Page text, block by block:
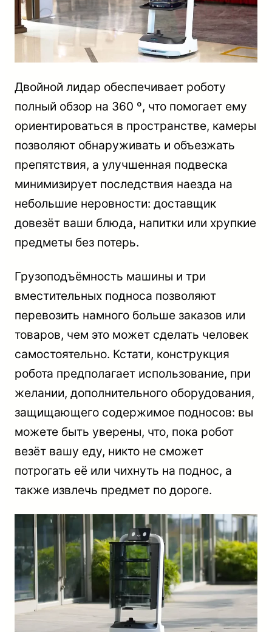
Двойной лидар обеспечивает роботу
полный обзор на 360 º, что помогает ему
ориентироваться в пространстве, камеры
позволяют обнаруживать и объезжать
препятствия, а улучшенная подвеска
минимизирует последствия наезда на
небольшие неровности: доставщик
довезёт ваши блюда, напитки или хрупкие
предметы без потерь.
Грузоподъёмность машины и три
вместительных подноса позволяют
перевозить намного больше заказов или
товаров, чем это может сделать человек
самостоятельно. Кстати, конструкция
робота предполагает использование, при
желании, дополнительного оборудования,
защищающего содержимое подносов: вы
можете быть уверены, что, пока робот
везёт вашу еду, никто не сможет
потрогать её или чихнуть на поднос, а
также извлечь предмет по дороге.